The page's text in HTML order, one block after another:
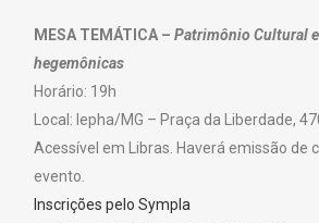
MESA TEMÁTICA – Patrimônio Cultural
hegemônicas
Horário: 19h
Local: Iepha/MG – Praça da Liberdade,
Acessível em Libras. Haverá emissão de
evento.
Inscrições pelo Sympla